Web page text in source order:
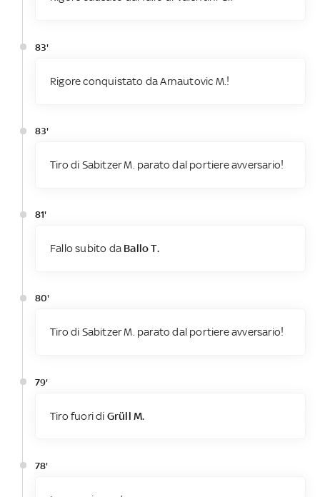
83'
Rigore conquistato da Arnautovic M.!
83'
Tiro di Sabitzer M. parato dal portiere avversario!
81'
Fallo subito da Ballo T.
80'
Tiro di Sabitzer M. parato dal portiere avversario!
79'
Tiro fuori di Grüll M.
78'